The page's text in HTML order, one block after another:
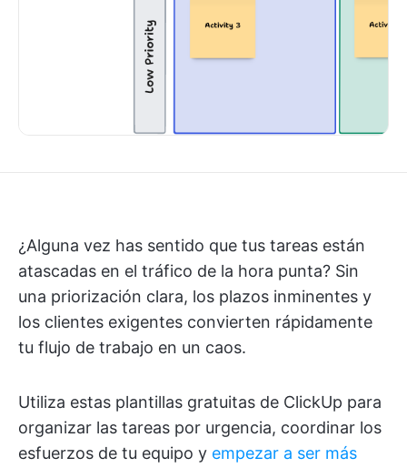
¿Alguna vez has sentido que tus tareas están
atascadas en el tráfico de la hora punta? Sin
una priorización clara, los plazos inminentes y
los clientes exigentes convierten rápidamente
tu flujo de trabajo en un caos.
Utiliza estas plantillas gratuitas de ClickUp para
organizar las tareas por urgencia, coordinar los
esfuerzos de tu equipo y empezar a ser más